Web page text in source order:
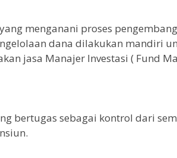
menganani proses
dana dilakukan mandiri
jasa Manajer Investasi ( Fund
bertugas sebagai kontrol dari